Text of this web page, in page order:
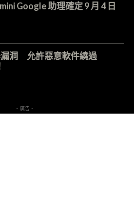
Google 助理確定 9 月 4 日
洞 允許惡意軟件繞過
- 廣告 -